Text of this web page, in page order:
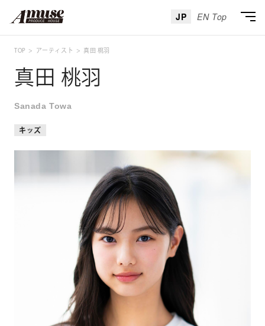
JP EN Top
CONTACT お問い合わせ
個人のお客様
TOP アーティスト 真田 桃羽
真田 桃羽
Sanada Towa
キッズ